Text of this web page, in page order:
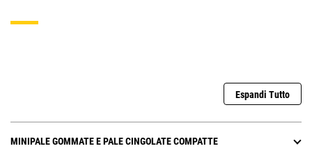
Espandi Tutto
MINIPALE GOMMATE E PALE CINGOLATE COMPATTE